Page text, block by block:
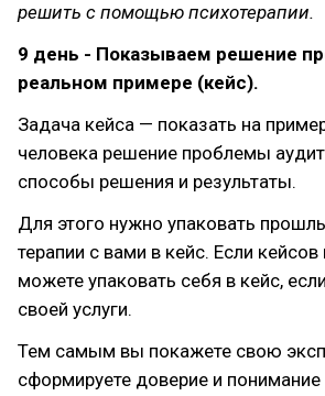
решить с помощью психотерапии.
9 день - Показываем решение
реальном примере (кейс).
Задача кейса — показать на
человека решение проблемы
способы решения и результаты.
Для этого нужно упаковать
терапии с вами в кейс. Если кейсов
можете упаковать себя в кейс,
своей услуги.
Тем самым вы покажете свою
сформируете доверие и понимание